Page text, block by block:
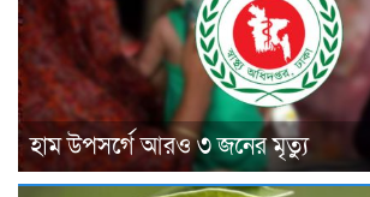
হাম উপসর্গে আরও ৩ জনের মৃত্যু